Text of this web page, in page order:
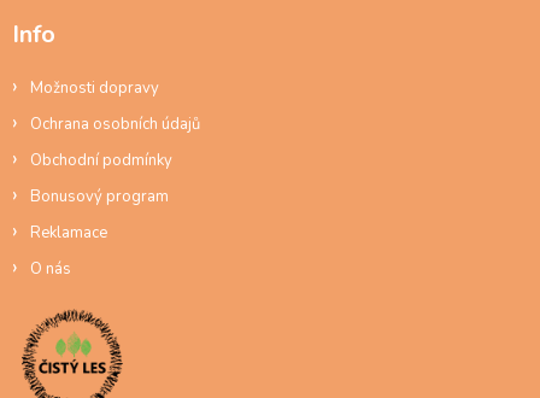
Info
Možnosti dopravy
Ochrana osobních údajů
Obchodní podmínky
Bonusový program
Reklamace
O nás